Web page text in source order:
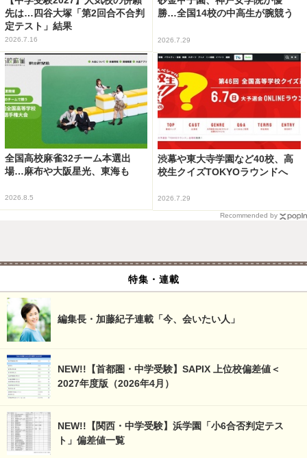
先は…四谷大塚「第2回合不合判
定テスト」結果
2026.7.16
勝…全国14校の中高生が腕競う
2026.7.29
全国高校麻雀32チーム本選出
場…麻布や大阪星光、東海も
2026.8.5
渋幕や東大寺学園など40校、高
校生クイズTOKYOラウンドへ
2026.7.29
Recommended by
特集・連載
編集長・加藤紀子連載「今、会いたい人」
NEW!!【首都圏・中学受験】SAPIX 上位校偏差値＜
2027年度版（2026年4月）
NEW!!【関西・中学受験】浜学園「小6合否判定テス
ト」偏差値一覧